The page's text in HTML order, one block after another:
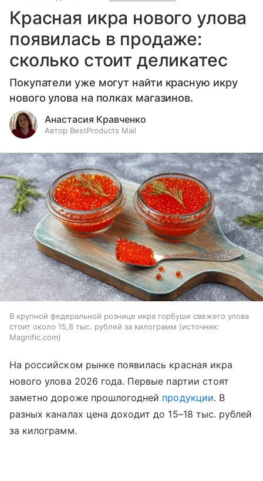
Красная икра нового улова
появилась в продаже:
сколько стоит деликатес
Покупатели уже могут найти красную икру
нового улова на полках магазинов.
Анастасия Кравченко
Автор BestProducts Mail
В крупной федеральной рознице икра горбуши свежего улова
стоит около 15,8 тыс. рублей за килограмм
источник:
Magnific.com
На российском рынке появилась красная икра
нового улова 2026 года. Первые партии стоят
заметно дороже прошлогодней продукции. В
разных каналах цена доходит до 15–18 тыс. рублей
за килограмм.